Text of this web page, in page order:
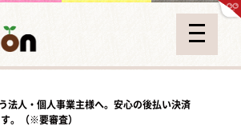
法人・個人事業主様へ。安心の後払い決済
。（※要審査）